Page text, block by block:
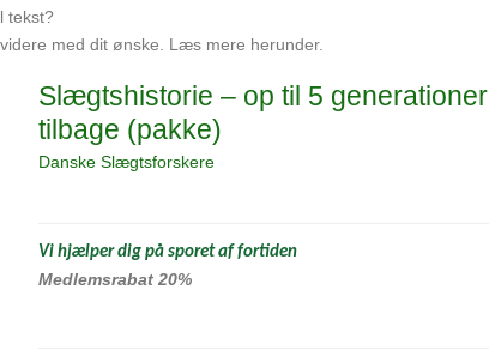
tekst?
med dit ønske. Læs mere herunder.
Slægtshistorie – op til 5 generationer
tilbage (pakke)
Danske Slægtsforskere
Vi hjælper dig på sporet af fortiden
Medlemsrabat 20%